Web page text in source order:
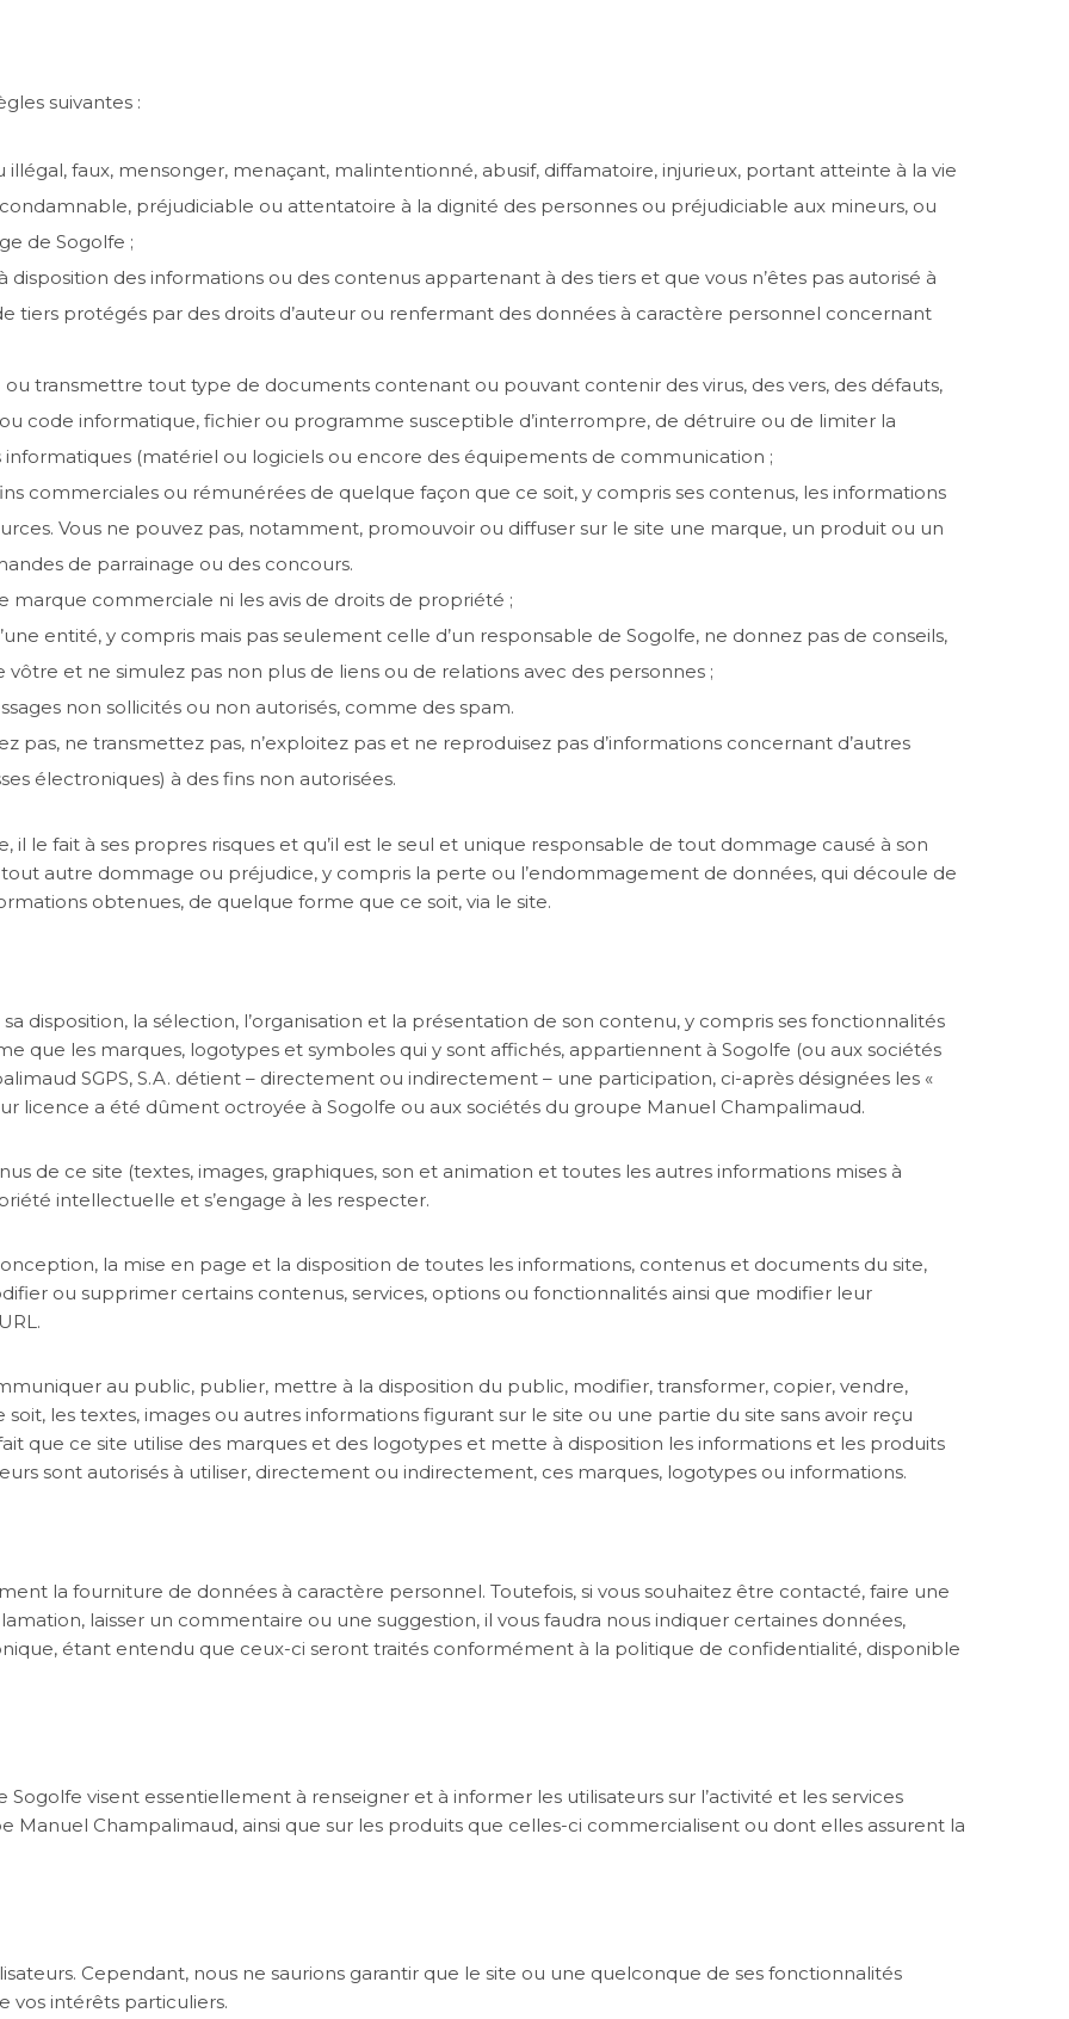
suivantes :
faux, mensonger, menaçant, malintentionné, abusif, diffamatoire, injurieux, portant atteinte à la vie
préjudiciable ou attentatoire à la dignité des personnes ou préjudiciable aux mineurs, ou
de Sogolfe ;
des informations ou des contenus appartenant à des tiers et que vous n’êtes pas autorisé à
tiers protégés par des droits d’auteur ou renfermant des données à caractère personnel concernant
ou transmettre tout type de documents contenant ou pouvant contenir des virus, des vers, des défauts,
code informatique, fichier ou programme susceptible d’interrompre, de détruire ou de limiter la
(matériel ou logiciels ou encore des équipements de communication ;
commerciales ou rémunérées de quelque façon que ce soit, y compris ses contenus, les informations
Vous ne pouvez pas, notamment, promouvoir ou diffuser sur le site une marque, un produit ou un
de parrainage ou des concours.
marque commerciale ni les avis de droits de propriété ;
entité, y compris mais pas seulement celle d’un responsable de Sogolfe, ne donnez pas de conseils,
et ne simulez pas non plus de liens ou de relations avec des personnes ;
non sollicités ou non autorisés, comme des spam.
pas, ne transmettez pas, n’exploitez pas et ne reproduisez pas d’informations concernant d’autres
électroniques) à des fins non autorisées.
il le fait à ses propres risques et qu’il est le seul et unique responsable de tout dommage causé à son
autre dommage ou préjudice, y compris la perte ou l’endommagement de données, qui découle de
obtenues, de quelque forme que ce soit, via le site.
disposition, la sélection, l’organisation et la présentation de son contenu, y compris ses fonctionnalités
que les marques, logotypes et symboles qui y sont affichés, appartiennent à Sogolfe (ou aux sociétés
SGPS, S.A. détient – directement ou indirectement – une participation, ci-après désignées les «
licence a été dûment octroyée à Sogolfe ou aux sociétés du groupe Manuel Champalimaud.
de ce site (textes, images, graphiques, son et animation et toutes les autres informations mises à
intellectuelle et s’engage à les respecter.
la mise en page et la disposition de toutes les informations, contenus et documents du site,
ou supprimer certains contenus, services, options ou fonctionnalités ainsi que modifier leur
au public, publier, mettre à la disposition du public, modifier, transformer, copier, vendre,
les textes, images ou autres informations figurant sur le site ou une partie du site sans avoir reçu
que ce site utilise des marques et des logotypes et mette à disposition les informations et les produits
sont autorisés à utiliser, directement ou indirectement, ces marques, logotypes ou informations.
la fourniture de données à caractère personnel. Toutefois, si vous souhaitez être contacté, faire une
laisser un commentaire ou une suggestion, il vous faudra nous indiquer certaines données,
étant entendu que ceux-ci seront traités conformément à la politique de confidentialité, disponible
Sogolfe visent essentiellement à renseigner et à informer les utilisateurs sur l’activité et les services
Manuel Champalimaud, ainsi que sur les produits que celles-ci commercialisent ou dont elles assurent la
Cependant, nous ne saurions garantir que le site ou une quelconque de ses fonctionnalités
vos intérêts particuliers.